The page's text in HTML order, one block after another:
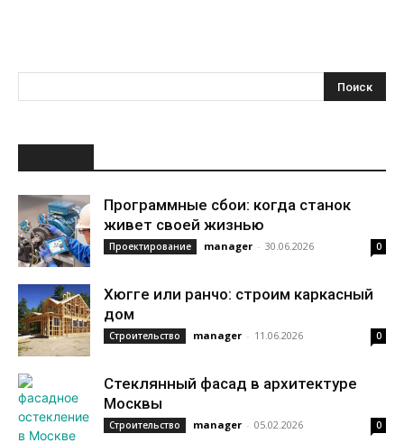
Программные сбои: когда станок
живет своей жизнью
Проектирование manager - 30.06.2026 0
Хюгге или ранчо: строим каркасный
дом
Строительство manager - 11.06.2026 0
Стеклянный фасад в архитектуре
Москвы
Строительство manager - 05.02.2026 0